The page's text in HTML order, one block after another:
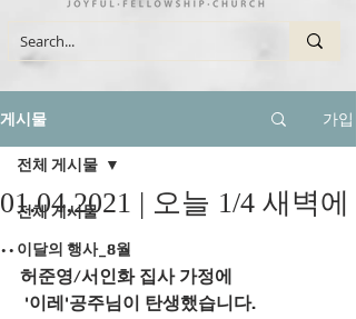
게시물 가입
전체 게시물
이달의 행사_8월
전체 게시물
01.04.2021 | 오늘 1/4 새벽에
..
허준영/서인화 집사 가정에
'이레'공주님이 탄생했습니다.